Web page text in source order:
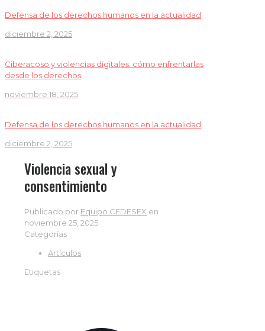
Defensa de los derechos humanos en la actualidad
diciembre 2, 2025
Ciberacoso y violencias digitales: cómo enfrentarlas
desde los derechos
noviembre 18, 2025
Defensa de los derechos humanos en la actualidad
diciembre 2, 2025
Violencia sexual y
consentimiento
Publicado por Equipo CEDESEX en
noviembre 25, 2025
Categorías
Artículos
Etiquetas